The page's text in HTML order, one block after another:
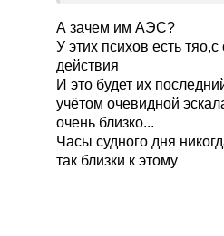
А зачем им АЭС?
У этих психов есть
действия
И это будет их
учётом очевидной
очень близко...
Часы судного дня
так близки к этому